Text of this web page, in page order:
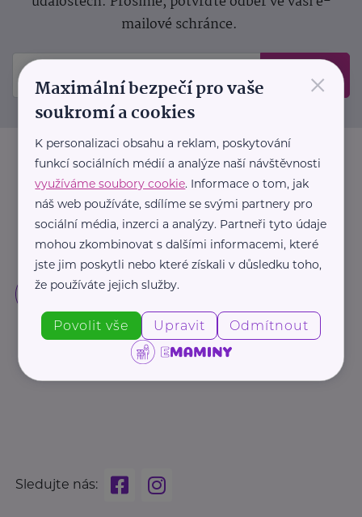
mailové schránce.
Odeslat
Sledujte nás:
×
Maximální bezpečí pro vaše
soukromí a cookies
K personalizaci obsahu a reklam, poskytování
funkcí sociálních médií a analýze naší návštěvnosti
využíváme soubory cookie. Informace o tom, jak
náš web používáte, sdílíme se svými partnery pro
sociální média, inzerci a analýzy. Partneři tyto údaje
mohou zkombinovat s dalšími informacemi, které
jste jim poskytli nebo které získali v důsledku toho,
že používáte jejich služby.
Povolit vše Upravit Odmítnout